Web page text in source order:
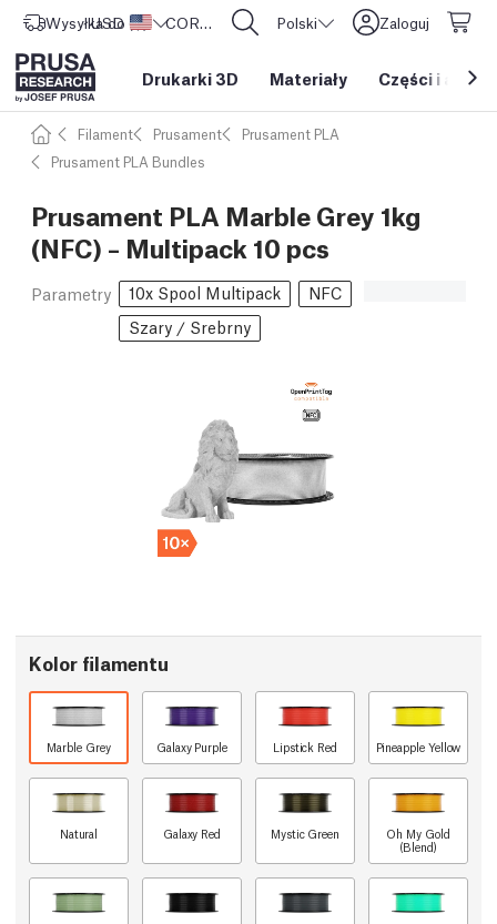
Wysyłka do Stany Zjednoczone
USD ($) CORE One L: Już w sprzedaży! Polski Zaloguj
Drukarki 3D Materiały Części i
Filament Prusament
Prusament PLA
Prusament PLA Bundles
Prusament PLA Marble Grey 1kg
(NFC) – Multipack 10 pcs
Parametry 10x Spool Multipack
NFC
Szary / Srebrny
Kolor filamentu
Marble Grey Galaxy Purple Lipstick Red Pineapple Yellow
Natural Galaxy Red Mystic Green
Oh My Gold
(Blend)